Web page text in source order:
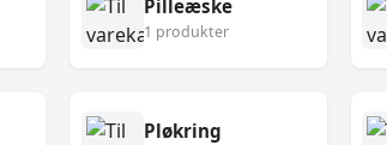
Pilleæske
1 produkter
Pløkring